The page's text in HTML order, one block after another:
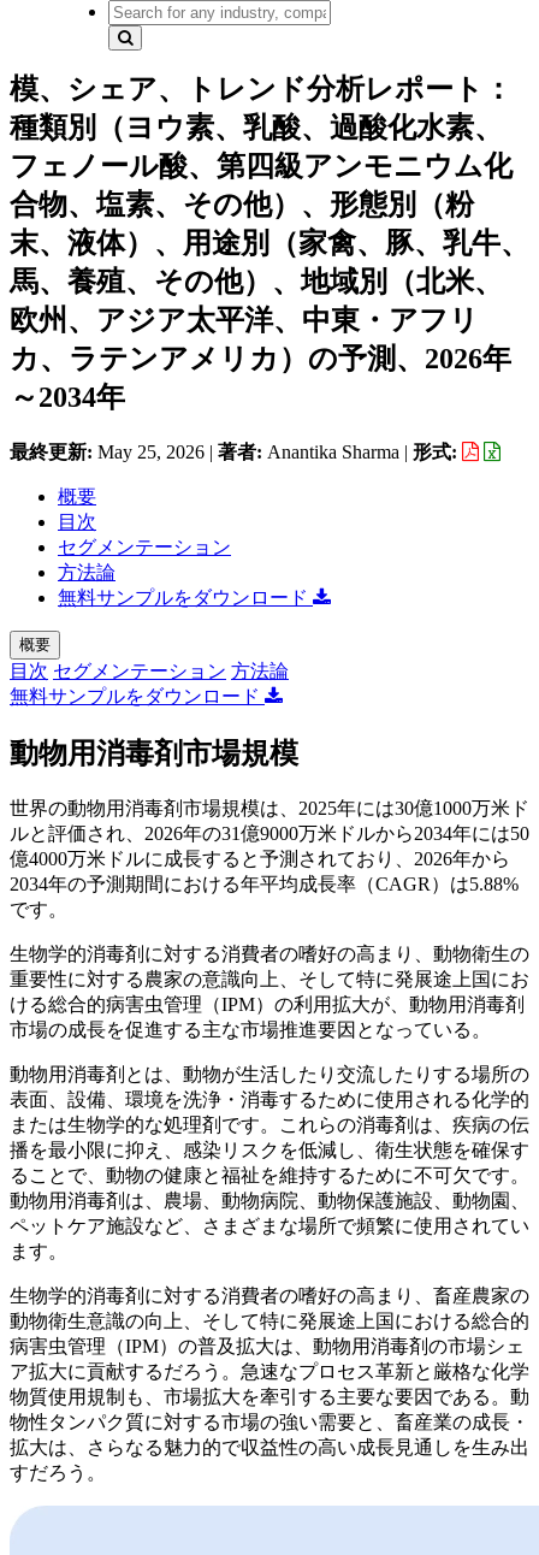
模、シェア、トレンド分析レポート：
種類別（ヨウ素、乳酸、過酸化水素、
フェノール酸、第四級アンモニウム化
合物、塩素、その他）、形態別（粉
末、液体）、用途別（家禽、豚、乳牛、
馬、養殖、その他）、地域別（北米、
欧州、アジア太平洋、中東・アフリ
カ、ラテンアメリカ）の予測、2026年
～2034年
最終更新: May 25, 2026 | 著者: Anantika Sharma | 形式:
概要
目次
セグメンテーション
方法論
無料サンプルをダウンロード
概要
目次 セグメンテーション 方法論
無料サンプルをダウンロード
動物用消毒剤市場規模
世界の動物用消毒剤市場規模は、2025年には30億1000万米ド
ルと評価され、2026年の31億9000万米ドルから2034年には50
億4000万米ドルに成長すると予測されており、2026年から
2034年の予測期間における年平均成長率（CAGR）は5.88%
です。
生物学的消毒剤に対する消費者の嗜好の高まり、動物衛生の
重要性に対する農家の意識向上、そして特に発展途上国にお
ける総合的病害虫管理（IPM）の利用拡大が、動物用消毒剤
市場の成長を促進する主な市場推進要因となっている。
動物用消毒剤とは、動物が生活したり交流したりする場所の
表面、設備、環境を洗浄・消毒するために使用される化学的
または生物学的な処理剤です。これらの消毒剤は、疾病の伝
播を最小限に抑え、感染リスクを低減し、衛生状態を確保す
ることで、動物の健康と福祉を維持するために不可欠です。
動物用消毒剤は、農場、動物病院、動物保護施設、動物園、
ペットケア施設など、さまざまな場所で頻繁に使用されてい
ます。
生物学的消毒剤に対する消費者の嗜好の高まり、畜産農家の
動物衛生意識の向上、そして特に発展途上国における総合的
病害虫管理（IPM）の普及拡大は、動物用消毒剤の市場シェ
ア拡大に貢献するだろう。急速なプロセス革新と厳格な化学
物質使用規制も、市場拡大を牽引する主要な要因である。動
物性タンパク質に対する市場の強い需要と、畜産業の成長・
拡大は、さらなる魅力的で収益性の高い成長見通しを生み出
すだろう。